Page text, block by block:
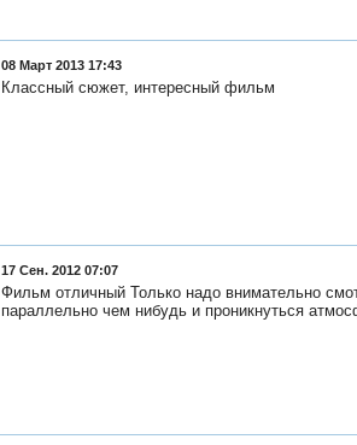
08 Март 2013 17:43
Классный сюжет, интересный фильм
17 Сен. 2012 07:07
Фильм отличный Только надо внимательно
параллельно чем нибудь и проникнуться